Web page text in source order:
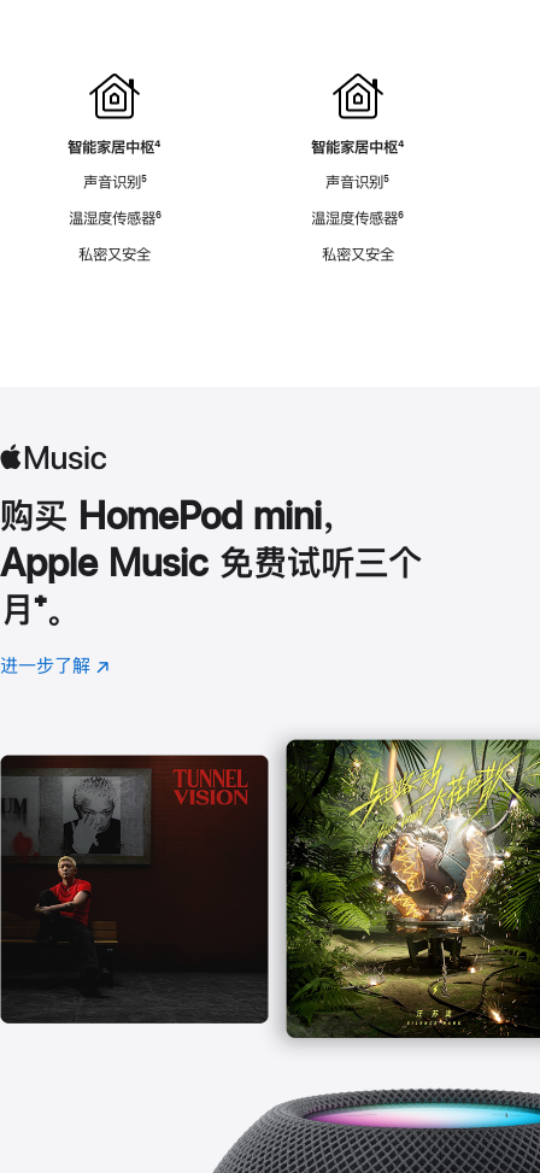
智能家居中枢脚
⁴
声音识别脚
⁵
温湿度传感器脚
⁶
私密又安全
智能家居中枢脚
⁴
声音识别脚
⁵
温湿度传感器脚
⁶
私密又安全
购买 HomePod mini，
Apple Music 免费试听三个
月 脚
注
⁺。
进一步了解 Apple
(在
口
中
打
开)